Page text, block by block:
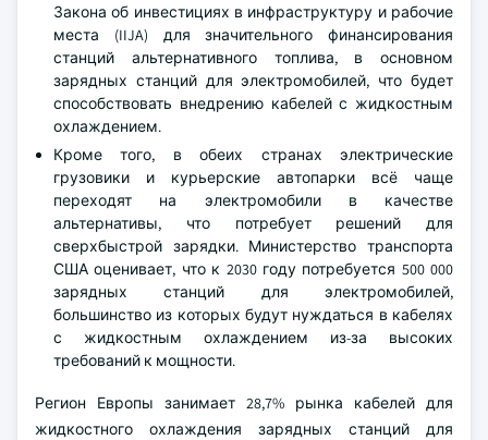
Закона об инвестициях в инфраструктуру и рабочие
места (IIJA) для значительного финансирования
станций альтернативного топлива, в основном
зарядных станций для электромобилей, что будет
способствовать внедрению кабелей с жидкостным
охлаждением.
Кроме того, в обеих странах электрические
грузовики и курьерские автопарки всё чаще
переходят на электромобили в качестве
альтернативы, что потребует решений для
сверхбыстрой зарядки. Министерство транспорта
США оценивает, что к 2030 году потребуется 500 000
зарядных станций для электромобилей,
большинство из которых будут нуждаться в кабелях
с жидкостным охлаждением из-за высоких
требований к мощности.
Регион Европы занимает 28,7% рынка кабелей для
жидкостного охлаждения зарядных станций для